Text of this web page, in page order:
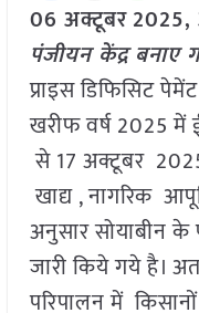
06 अक्टूबर2025,
पंजीयन केंद्र बनाए
प्राइस डिफिसिट
खरीफ वर्ष 2025 में
से 17 अक्टूबर
खाद्य , नागरिक
अनुसार सोयाबीन
जारी किये गये है।
परिपालन में